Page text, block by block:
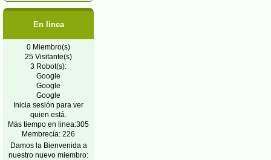
En linea
0 Miembro(s)
25 Visitante(s)
3 Robot(s):
Google
Google
Google
Inicia sesión para ver
quien está.
Más tiempo en linea:305
Membrecía: 226
Damos la Bienvenida a
nuestro nuevo miembro: